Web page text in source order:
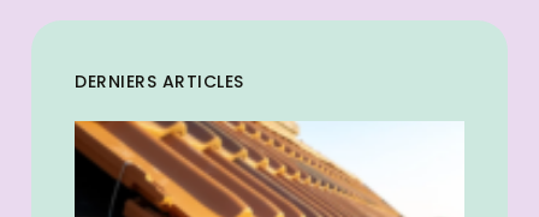
DERNIERS ARTICLES